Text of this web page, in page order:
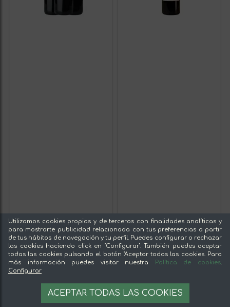
Utilizamos cookies propias y de terceros con finalidades analíticas y
para mostrarte publicidad relacionada con tus preferencias a partir
de tus hábitos de navegación y tu perfil. Puedes configurar o rechazar
las cookies haciendo click en "Configurar". También puedes aceptar
todas las cookies pulsando el botón "Aceptar todas las cookies. Para
más información puedes visitar nuestra
Política de cookies.
Configurar
ACEPTAR TODAS LAS COOKIES